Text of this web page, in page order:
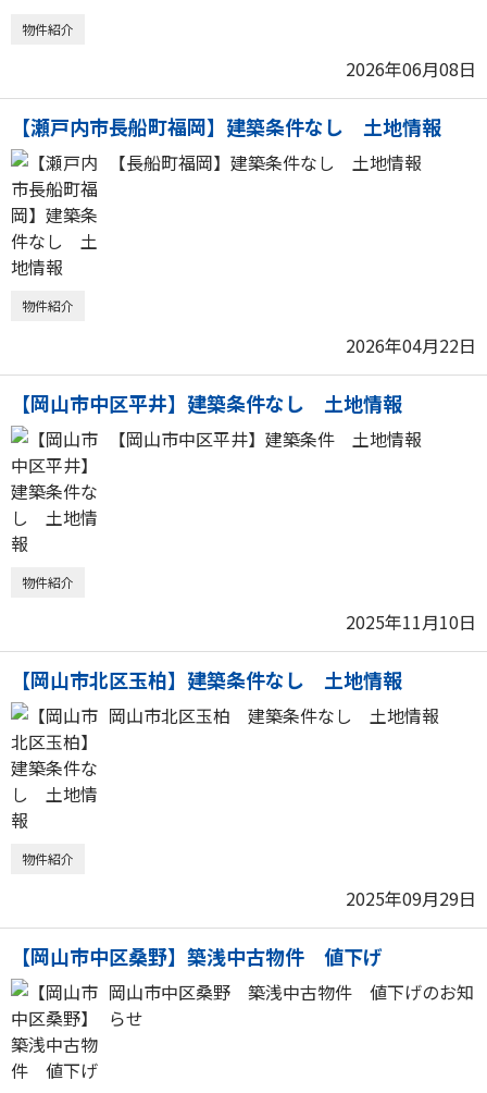
物件紹介
2026年06月08日
【瀬戸内市長船町福岡】建築条件なし 土地情報
【長船町福岡】建築条件なし 土地情報
物件紹介
2026年04月22日
【岡山市中区平井】建築条件なし 土地情報
【岡山市中区平井】建築条件 土地情報
物件紹介
2025年11月10日
【岡山市北区玉柏】建築条件なし 土地情報
岡山市北区玉柏 建築条件なし 土地情報
物件紹介
2025年09月29日
【岡山市中区桑野】築浅中古物件 値下げ
岡山市中区桑野 築浅中古物件 値下げのお知
らせ